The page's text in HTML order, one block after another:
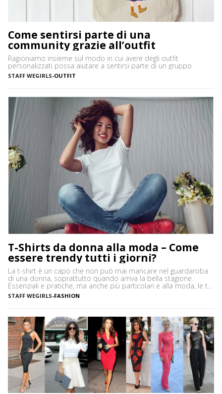
Come sentirsi parte di una
community grazie all’outfit
Ragioniamo insieme sul modo in cui avere degli outfit
personalizzati possa aiutare a sentirsi parte di un gruppo
STAFF WEGIRLS-OUTFIT
T-Shirts da donna alla moda – Come
essere trendy tutti i giorni?
La t-shirt è un capo che non può mai mancare nel guardaroba
di una donna, soprattutto quando arriva la bella stagione.
Essenziali e pratiche, ma anche più particolari e alla moda, le t-
shirt si possono utilizzare in tantissime occasioni, sia di giorno
che di sera. Il bello delle t-shirt è che ce ne sono di […]
STAFF WEGIRLS-FASHION